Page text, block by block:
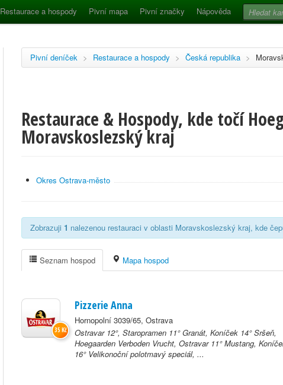
Restaurace a hospody Pivní mapa Pivní značky Nápověda
Pivní deníček > Restaurace a hospody > Česká republika >
Restaurace & Hospody, kde točí
Moravskoslezský kraj
Okres Ostrava-město
Zobrazuji 1 nalezenou restauraci v oblasti Moravskoslezský kraj, kde
Seznam hospod Mapa hospod
Pizzerie Anna
Hornopolní 3039/65, Ostrava
Ostravar 12°, Staropramen 11° Granát, Koníček 14° Sršeň,
Hoegaarden Verboden Vrucht, Ostravar 11° Mustang,
16° Velikonoční polotmavý speciál, ...
35 Kč